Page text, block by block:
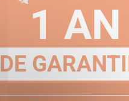
1 AN
DE